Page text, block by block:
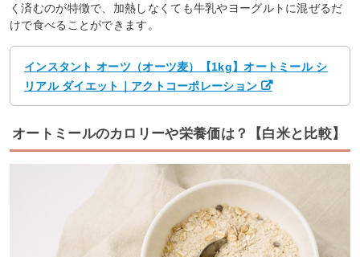
く済むのが特徴で、加熱しなくても牛乳やヨーグルトに混ぜるだ
けで食べることができます。
インスタント オーツ（オーツ麦）【1kg】オートミール シ
リアル ダイエット｜アクトコーポレーション
オートミールのカロリーや栄養価は？【白米と比較】